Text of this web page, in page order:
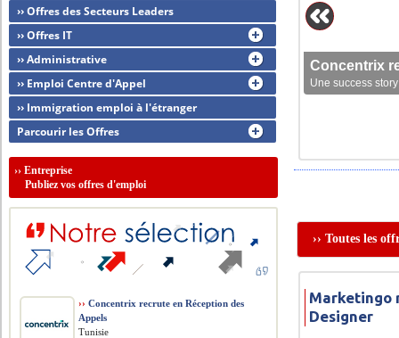
Concentrix
Une success
›› Toutes les
Marketingo
Designer
›› Offres des Secteurs Leaders
›› Offres IT
›› Administrative
›› Emploi Centre d'Appel
›› Immigration emploi à l'étranger
Parcourir les Offres
››Entreprise
Publiez vos offres d'emploi
›› Concentrix recrute en Réception des
Appels
Tunisie